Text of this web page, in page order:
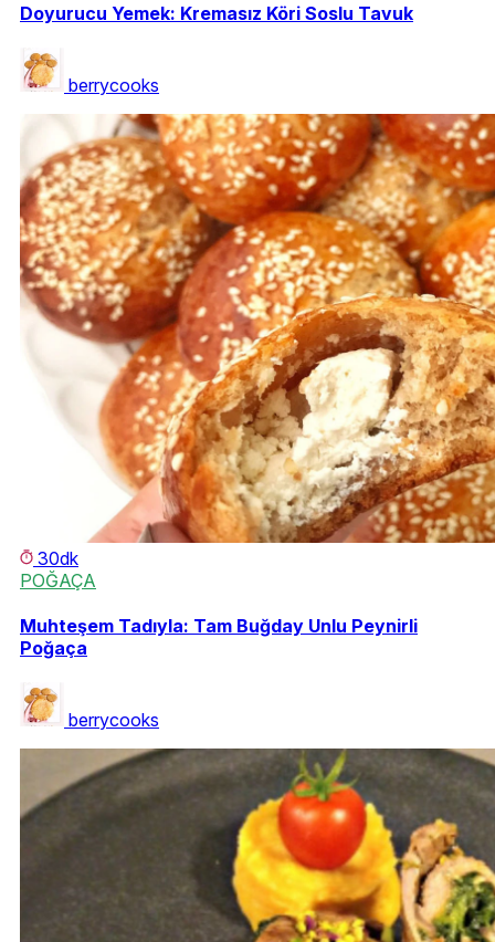
Doyurucu Yemek: Kremasız Köri Soslu Tavuk
berrycooks
30dk
POĞAÇA
Muhteşem Tadıyla: Tam Buğday Unlu Peynirli
Poğaça
berrycooks